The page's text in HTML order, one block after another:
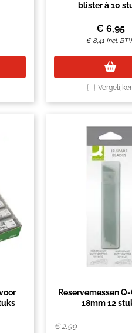
blister à 10
€ 6,95
€ 8,41 Incl.
Reservemessen
18mm 12
€2,99